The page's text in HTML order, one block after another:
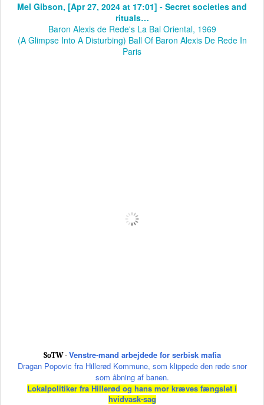
Mel Gibson, [Apr 27, 2024 at 17:01] - Secret societies and
rituals…
Baron Alexis de Rede's La Bal Oriental, 1969
(A Glimpse Into A Disturbing) Ball Of Baron Alexis De Rede In
Paris
SoTW - Venstre-mand arbejdede for serbisk mafia
Dragan Popovic fra Hillerød Kommune, som klippede den røde snor
som åbning af banen.
Lokalpolitiker fra Hillerød og hans mor kræves fængslet i
hvidvask-sag